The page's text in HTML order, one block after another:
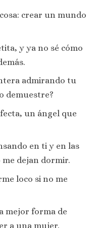
crear un mundo
y ya no sé cómo
admirando tu
demuestre?
un ángel que
en ti y en las
dejan dormir.
loco si no me
mejor forma de
a una mujer.